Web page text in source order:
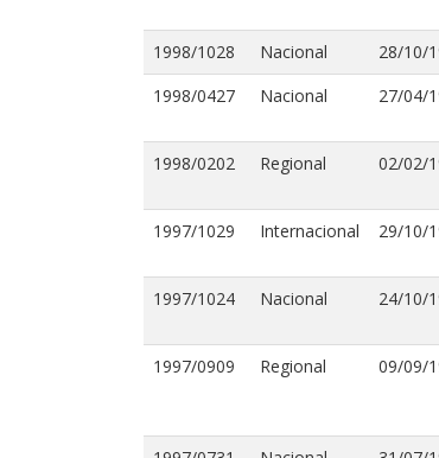
1998/1028 Nacional 28/10/
1998/0427 Nacional 27/04/
1998/0202 Regional 02/02/
1997/1029 Internacional 29/10/
1997/1024 Nacional 24/10/
1997/0909 Regional 09/09/